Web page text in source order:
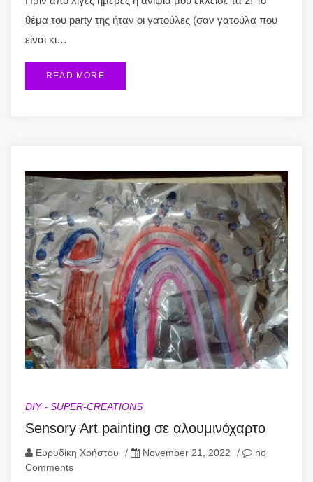
θέμα του party της ήταν οι γατούλες (σαν γατούλα που
είναι κι…
READ MORE
DIY - SUPER-CREATIONS
Sensory Art painting σε αλουμινόχαρτο
Ευρυδίκη Χρήστου / November 21, 2022 /
no
Comments